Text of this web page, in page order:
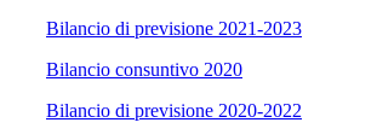
Bilancio di previsione 2021-2023
Bilancio consuntivo 2020
Bilancio di previsione 2020-2022